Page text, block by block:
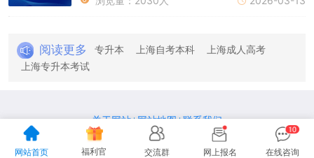
阅读更多 专升本 上海自考本科
上海成人高考
上海专升本考试
关于网站|网站地图|联系我们
地址：上海市杨浦区国定路335号复旦大学创业科技园2号楼15楼
网站首页 福利官 交流群 网上报名 在线咨询